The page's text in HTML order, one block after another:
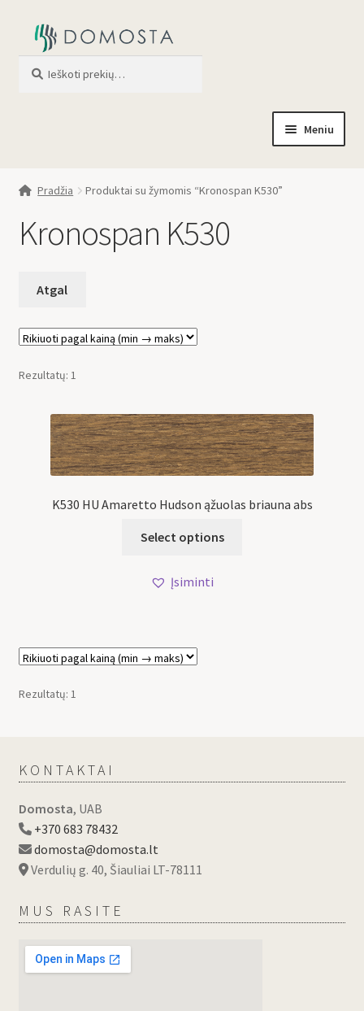
Meniu
Profilis
Pradžia Produktai su žymomis “Kronospan K530”
Kronospan K530
Rezultatų: 1
K530 HU Amaretto Hudson ąžuolas briauna abs
Select options
Įsiminti
Rezultatų: 1
KONTAKTAI
Domosta, UAB
+370 683 78432
domosta@domosta.lt
Verdulių g. 40, Šiauliai LT-78111
MUS RASITE